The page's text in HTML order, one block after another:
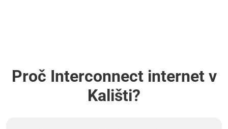
Proč Interconnect internet v
Kališti?